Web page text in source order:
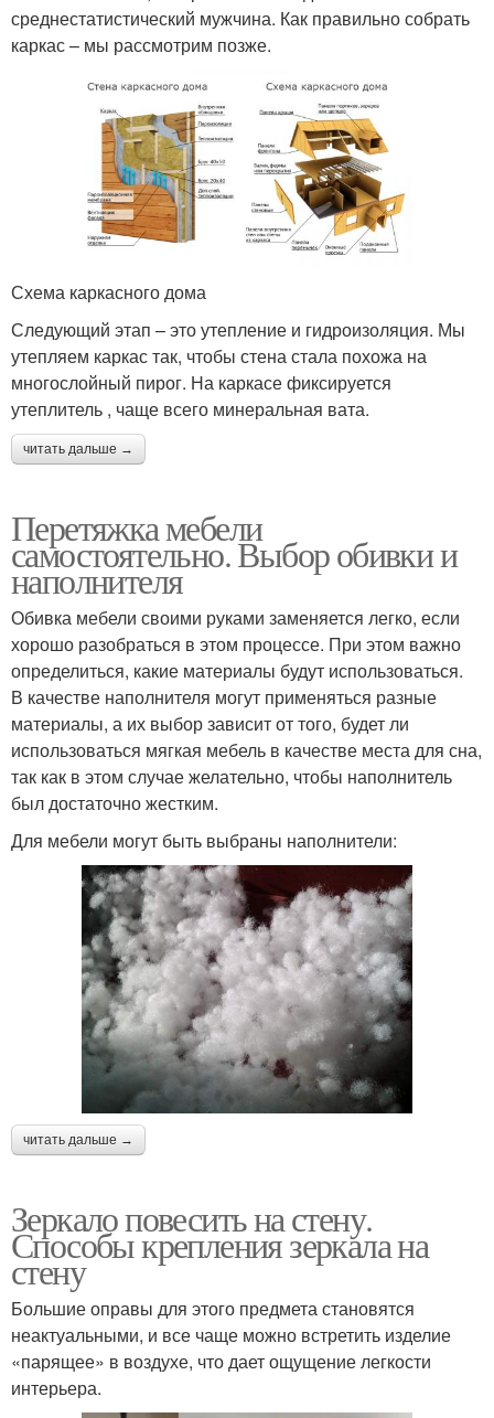
среднестатистический мужчина. Как правильно собрать
каркас – мы рассмотрим позже.
Схема каркасного дома
Следующий этап – это утепление и гидроизоляция. Мы
утепляем каркас так, чтобы стена стала похожа на
многослойный пирог. На каркасе фиксируется
утеплитель , чаще всего минеральная вата.
читать дальше →
Перетяжка мебели
самостоятельно. Выбор обивки и
наполнителя
Обивка мебели своими руками заменяется легко, если
хорошо разобраться в этом процессе. При этом важно
определиться, какие материалы будут использоваться.
В качестве наполнителя могут применяться разные
материалы, а их выбор зависит от того, будет ли
использоваться мягкая мебель в качестве места для сна,
так как в этом случае желательно, чтобы наполнитель
был достаточно жестким.
Для мебели могут быть выбраны наполнители:
читать дальше →
Зеркало повесить на стену.
Способы крепления зеркала на
стену
Большие оправы для этого предмета становятся
неактуальными, и все чаще можно встретить изделие
«парящее» в воздухе, что дает ощущение легкости
интерьера.